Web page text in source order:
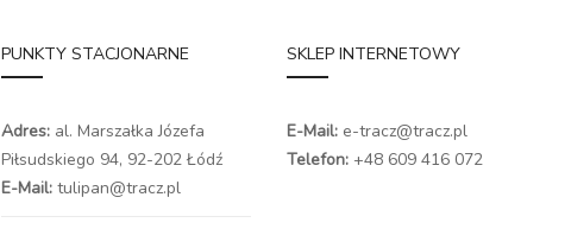
PUNKTY STACJONARNE
Adres: al. Marszałka Józefa
Piłsudskiego 94, 92-202 Łódź
E-Mail: tulipan@tracz.pl
SKLEP INTERNETOWY
E-Mail: e-tracz@tracz.pl
Telefon: +48 609 416 072